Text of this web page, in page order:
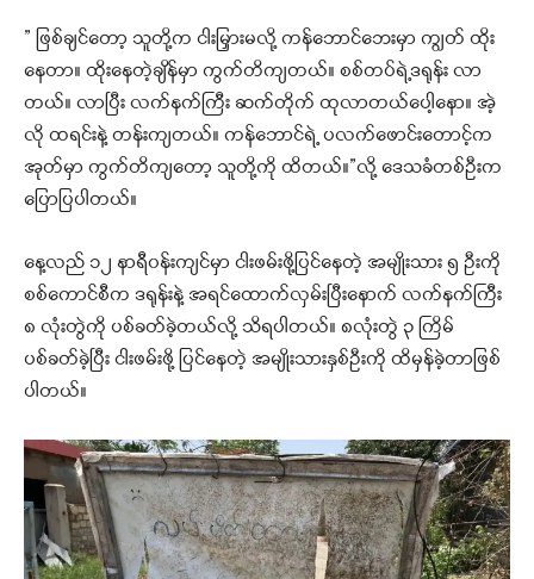
” ဖြစ်ချင်တော့ သူတို့က ငါးမြှားမလို့ ကန်ဘောင်ဘေးမှာ ကျွတ် ထိုး
နေတာ။ ထိုးနေတဲ့ချိန်မှာ ကွက်တိကျတယ်။ စစ်တပ်ရဲ့ဒရုန်း လာ
တယ်။ လာပြီး လက်နက်ကြီး ဆက်တိုက် ထုလာတယ်ပေါ့နော။ အဲ့
လို ထရင်းနဲ့ တန်းကျတယ်။ ကန်ဘောင်ရဲ့ ပလက်ဖောင်းတောင့်က
အုတ်မှာ ကွက်တိကျတော့ သူတို့ကို ထိတယ်။”လို့ ဒေသခံတစ်ဦးက
ပြောပြပါတယ်။
နေ့လည် ၁၂ နာရီ၀န်းကျင်မှာ ငါးဖမ်းဖို့ပြင်နေတဲ့ အမျိုးသား ၅ ဦးကို
စစ်ကောင်စီက ဒရုန်းနဲ့ အရင်ထောက်လှမ်းပြီးနောက် လက်နက်ကြီး
၈ လုံးတွဲကို ပစ်ခတ်ခဲ့တယ်လို့ သိရပါတယ်။ ၈လုံးတွဲ ၃ ကြိမ်
ပစ်ခတ်ခဲ့ပြီး ငါးဖမ်းဖို့ ပြင်နေတဲ့ အမျိုးသားနှစ်ဦးကို ထိမှန်ခဲ့တာဖြစ်
ပါတယ်။